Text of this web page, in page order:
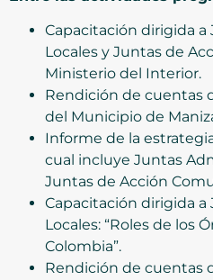
Capacitación dirigida
Locales y Juntas de
Ministerio del Interior.
Rendición de cuentas
del Municipio de
Informe de la
cual incluye Juntas
Juntas de Acción
Capacitación dirigida
Locales: “Roles de los
Colombia”.
Rendición de cuentas